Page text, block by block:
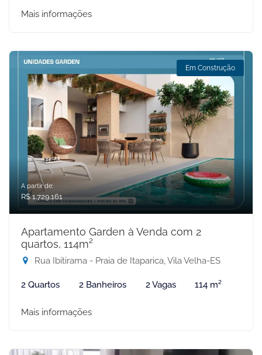
Mais informações
Em Construção
A partir de:
R$ 1.729.161
Apartamento Garden à Venda com 2
quartos, 114m²
Rua Ibitirama - Praia de Itaparica, Vila Velha-ES
2 Quartos 2 Banheiros 2 Vagas 114 m²
Mais informações